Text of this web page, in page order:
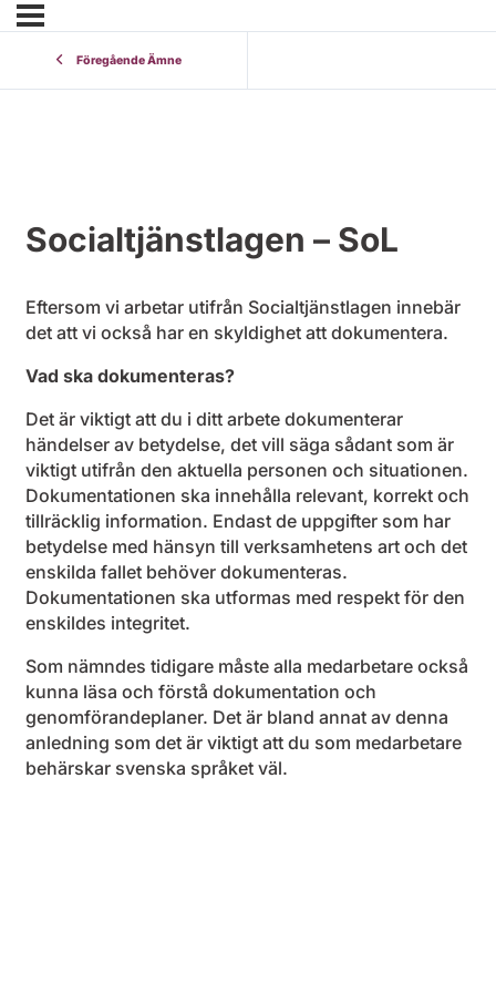
Föregående Ämne
Socialtjänstlagen – SoL
Eftersom vi arbetar utifrån Socialtjänstlagen innebär
det att vi också har en skyldighet att dokumentera.
Vad ska dokumenteras?
Det är viktigt att du i ditt arbete dokumenterar
händelser av betydelse, det vill säga sådant som är
viktigt utifrån den aktuella personen och situationen.
Dokumentationen ska innehålla relevant, korrekt och
tillräcklig information. Endast de uppgifter som har
betydelse med hänsyn till verksamhetens art och det
enskilda fallet behöver dokumenteras.
Dokumentationen ska utformas med respekt för den
enskildes integritet.
Som nämndes tidigare måste alla medarbetare också
kunna läsa och förstå dokumentation och
genomförandeplaner. Det är bland annat av denna
anledning som det är viktigt att du som medarbetare
behärskar svenska språket väl.